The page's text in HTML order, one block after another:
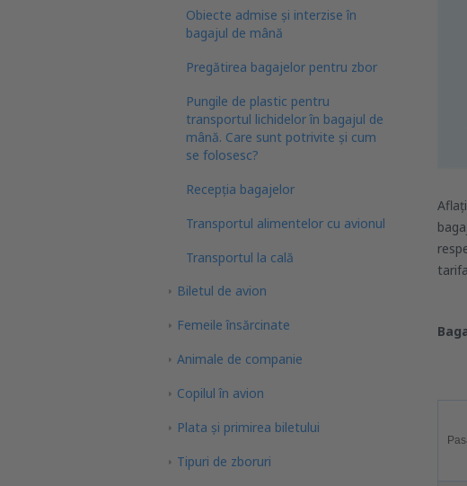
Obiecte admise și interzise în
bagajul de mână
Pregătirea bagajelor pentru zbor
Pungile de plastic pentru
transportul lichidelor în bagajul de
mână. Care sunt potrivite și cum
se folosesc?
Recepția bagajelor
Transportul alimentelor cu avionul
Transportul la cală
Biletul de avion
Femeile însărcinate
Animale de companie
Copilul în avion
Plata şi primirea biletului
Tipuri de zboruri